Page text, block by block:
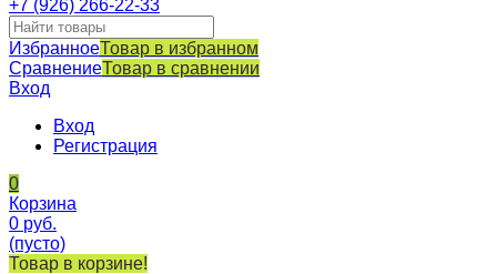
+7 (926) 266-22-33
ИзбранноеТовар в избранном
СравнениеТовар в сравнении
Вход
Вход
Регистрация
0
Корзина
0 руб.
(пусто)
Товар в корзине!